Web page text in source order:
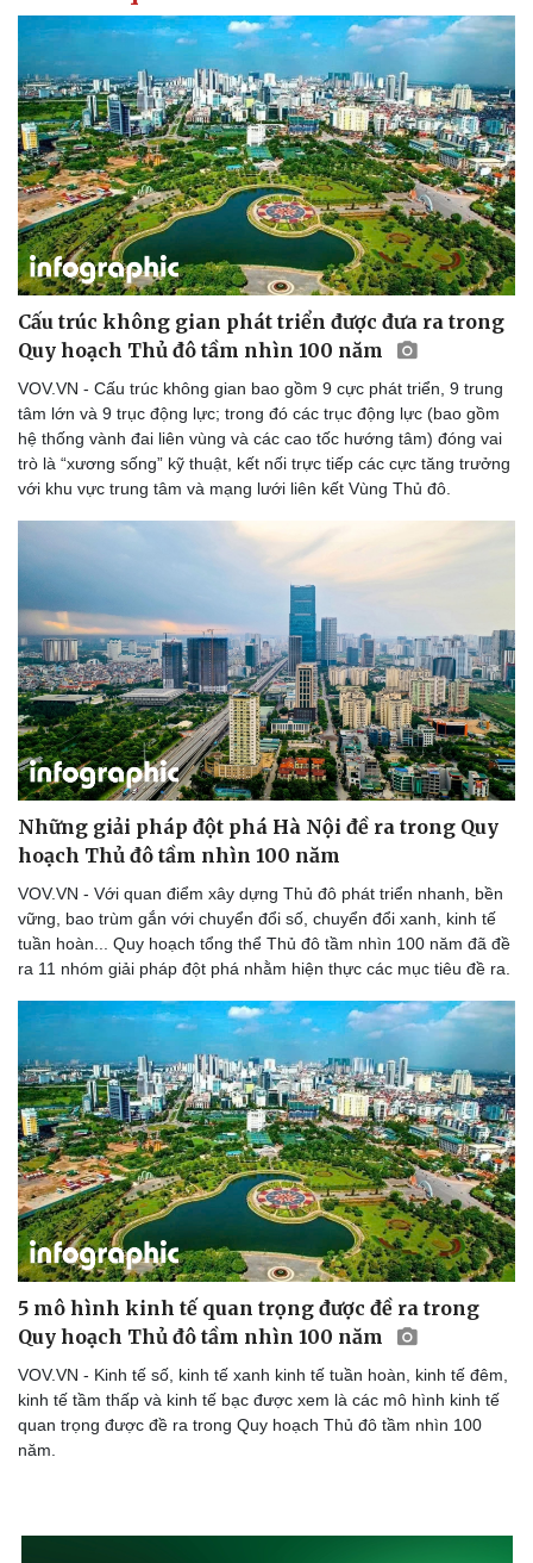
Doanh nghiệp
Thông tin doanh nghiệp
Doanh nghiệp 24h
Doanh nhân
Vì cộng đồng
Công nghệ
Sành điệu
Tin Công nghệ
Trải nghiệm
Chuyển đổi số
Cấu trúc không gian phát triển được đưa ra trong
Quy hoạch Thủ đô tầm nhìn 100 năm
VOV.VN - Cấu trúc không gian bao gồm 9 cực phát triển, 9 trung
tâm lớn và 9 trục động lực; trong đó các trục động lực (bao gồm
hệ thống vành đai liên vùng và các cao tốc hướng tâm) đóng vai
trò là “xương sống” kỹ thuật, kết nối trực tiếp các cực tăng trưởng
với khu vực trung tâm và mạng lưới liên kết Vùng Thủ đô.
Những giải pháp đột phá Hà Nội đề ra trong Quy
hoạch Thủ đô tầm nhìn 100 năm
VOV.VN - Với quan điểm xây dựng Thủ đô phát triển nhanh, bền
vững, bao trùm gắn với chuyển đổi số, chuyển đổi xanh, kinh tế
tuần hoàn... Quy hoạch tổng thể Thủ đô tầm nhìn 100 năm đã đề
ra 11 nhóm giải pháp đột phá nhằm hiện thực các mục tiêu đề ra.
5 mô hình kinh tế quan trọng được đề ra trong
Quy hoạch Thủ đô tầm nhìn 100 năm
VOV.VN - Kinh tế số, kinh tế xanh kinh tế tuần hoàn, kinh tế đêm,
kinh tế tầm thấp và kinh tế bạc được xem là các mô hình kinh tế
quan trọng được đề ra trong Quy hoạch Thủ đô tầm nhìn 100
năm.